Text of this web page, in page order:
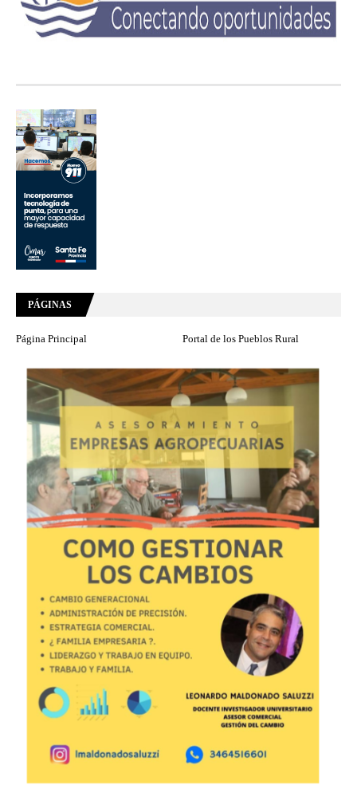
PÁGINAS
Página Principal Portal de los Pueblos Rural